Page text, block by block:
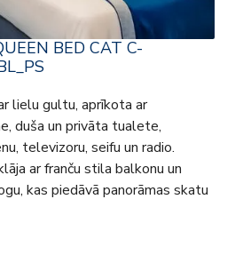
BED CAT C-
lielu gultu, aprīkota ar
duša un privāta tualete,
televizoru, seifu un radio.
ar franču stila balkonu un
kas piedāvā panorāmas skatu